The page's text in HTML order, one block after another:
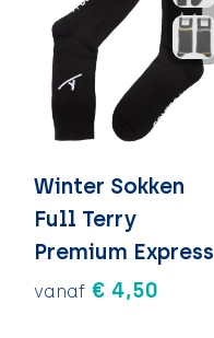
Winter Sokken
Full Terry
Premium Express
vanaf € 4,50